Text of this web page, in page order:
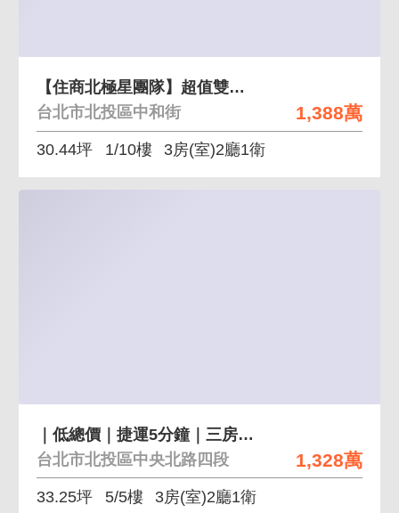
1,388萬
【住商北極星團隊】超值雙層三房大空間
台北市北投區中和街
30.44坪 1/10樓 3房(室)2廳1衛
1,328萬
｜低總價｜捷運5分鐘｜三房｜景觀第一排｜
台北市北投區中央北路四段
33.25坪 5/5樓 3房(室)2廳1衛